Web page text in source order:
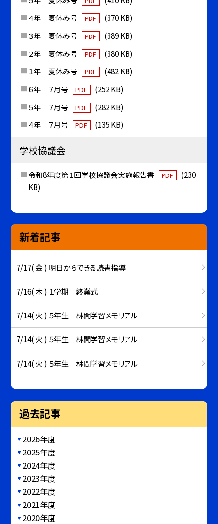
４年 夏休み号
PDF
(370 KB)
３年 夏休み号
PDF
(389 KB)
２年 夏休み号
PDF
(380 KB)
１年 夏休み号
PDF
(482 KB)
６年 ７月号
PDF
(252 KB)
５年 ７月号
PDF
(282 KB)
４年 ７月号
PDF (135 KB)
学校協議会
令和8年度第１回学校協議会実施報告書 PDF
(230
KB)
新着記事
7/17( 金 ) 明日からできる読書指導
7/16( 木 ) １学期 終業式
7/14( 火 ) ５年生 林間学習メモリアル
7/14( 火 ) ５年生 林間学習メモリアル
7/14( 火 ) ５年生 林間学習メモリアル
過去記事
2026年度
2025年度
2024年度
2023年度
2022年度
2021年度
2020年度